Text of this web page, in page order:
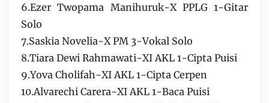
6.Ezer Twopama Manihuruk-X PPLG 1-Gitar
Solo
7.Saskia Novelia-X PM 3-Vokal Solo
8.Tiara Dewi Rahmawati-XI AKL 1-Cipta Puisi
9.Yova Cholifah-XI AKL 1-Cipta Cerpen
10.Alvarechi Carera-XI AKL 1-Baca Puisi